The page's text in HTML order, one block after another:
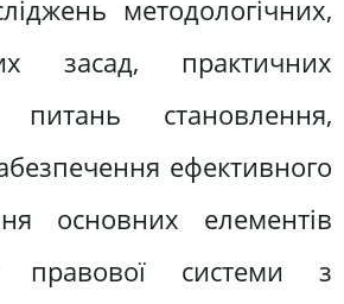
методологічних,
засад, практичних
становлення,
ефективного
основних елементів
правової системи з